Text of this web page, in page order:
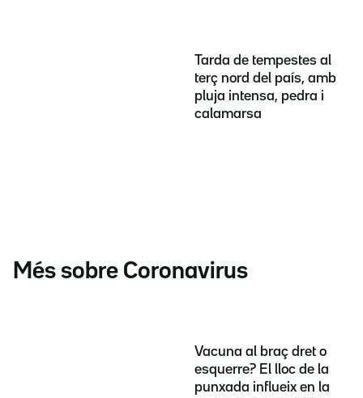
Tarda de tempestes al
terç nord del país, amb
pluja intensa, pedra i
calamarsa
Més sobre Coronavirus
Vacuna al braç dret o
esquerre? El lloc de la
punxada influeix en la